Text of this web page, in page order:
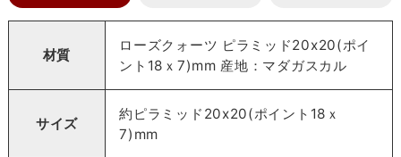
材質
ローズクォーツ ピラミッド20x20(ポイ
ント18ｘ7)mm 産地：マダガスカル
サイズ
約ピラミッド20x20(ポイント18ｘ
7)mm